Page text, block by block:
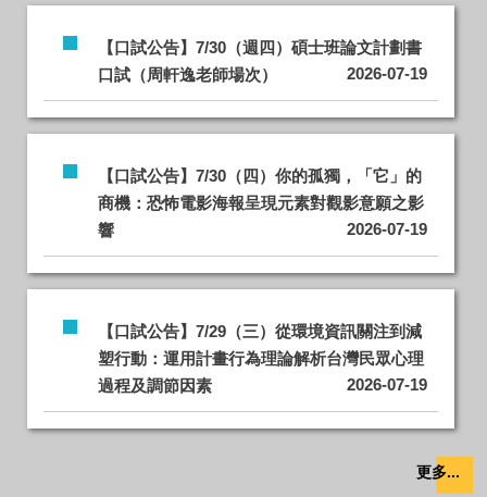
【口試公告】7/30（週四）碩士班論文計劃書
口試（周軒逸老師場次）
2026-07-19
【口試公告】7/30（四）你的孤獨，「它」的
商機：恐怖電影海報呈現元素對觀影意願之影
響
2026-07-19
【口試公告】7/29（三）從環境資訊關注到減
塑行動：運用計畫行為理論解析台灣民眾心理
過程及調節因素
2026-07-19
更多...